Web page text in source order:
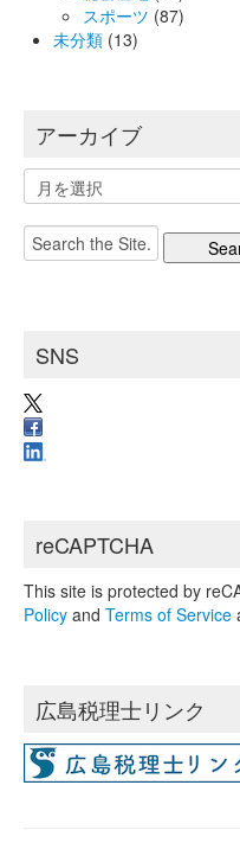
スポーツ (87)
未分類 (13)
アーカイブ
ア
ー
カ
イ
Search
for:
SNS
reCAPTCHA
This site is protected by
Policy and Terms of Service
広島税理士リンク